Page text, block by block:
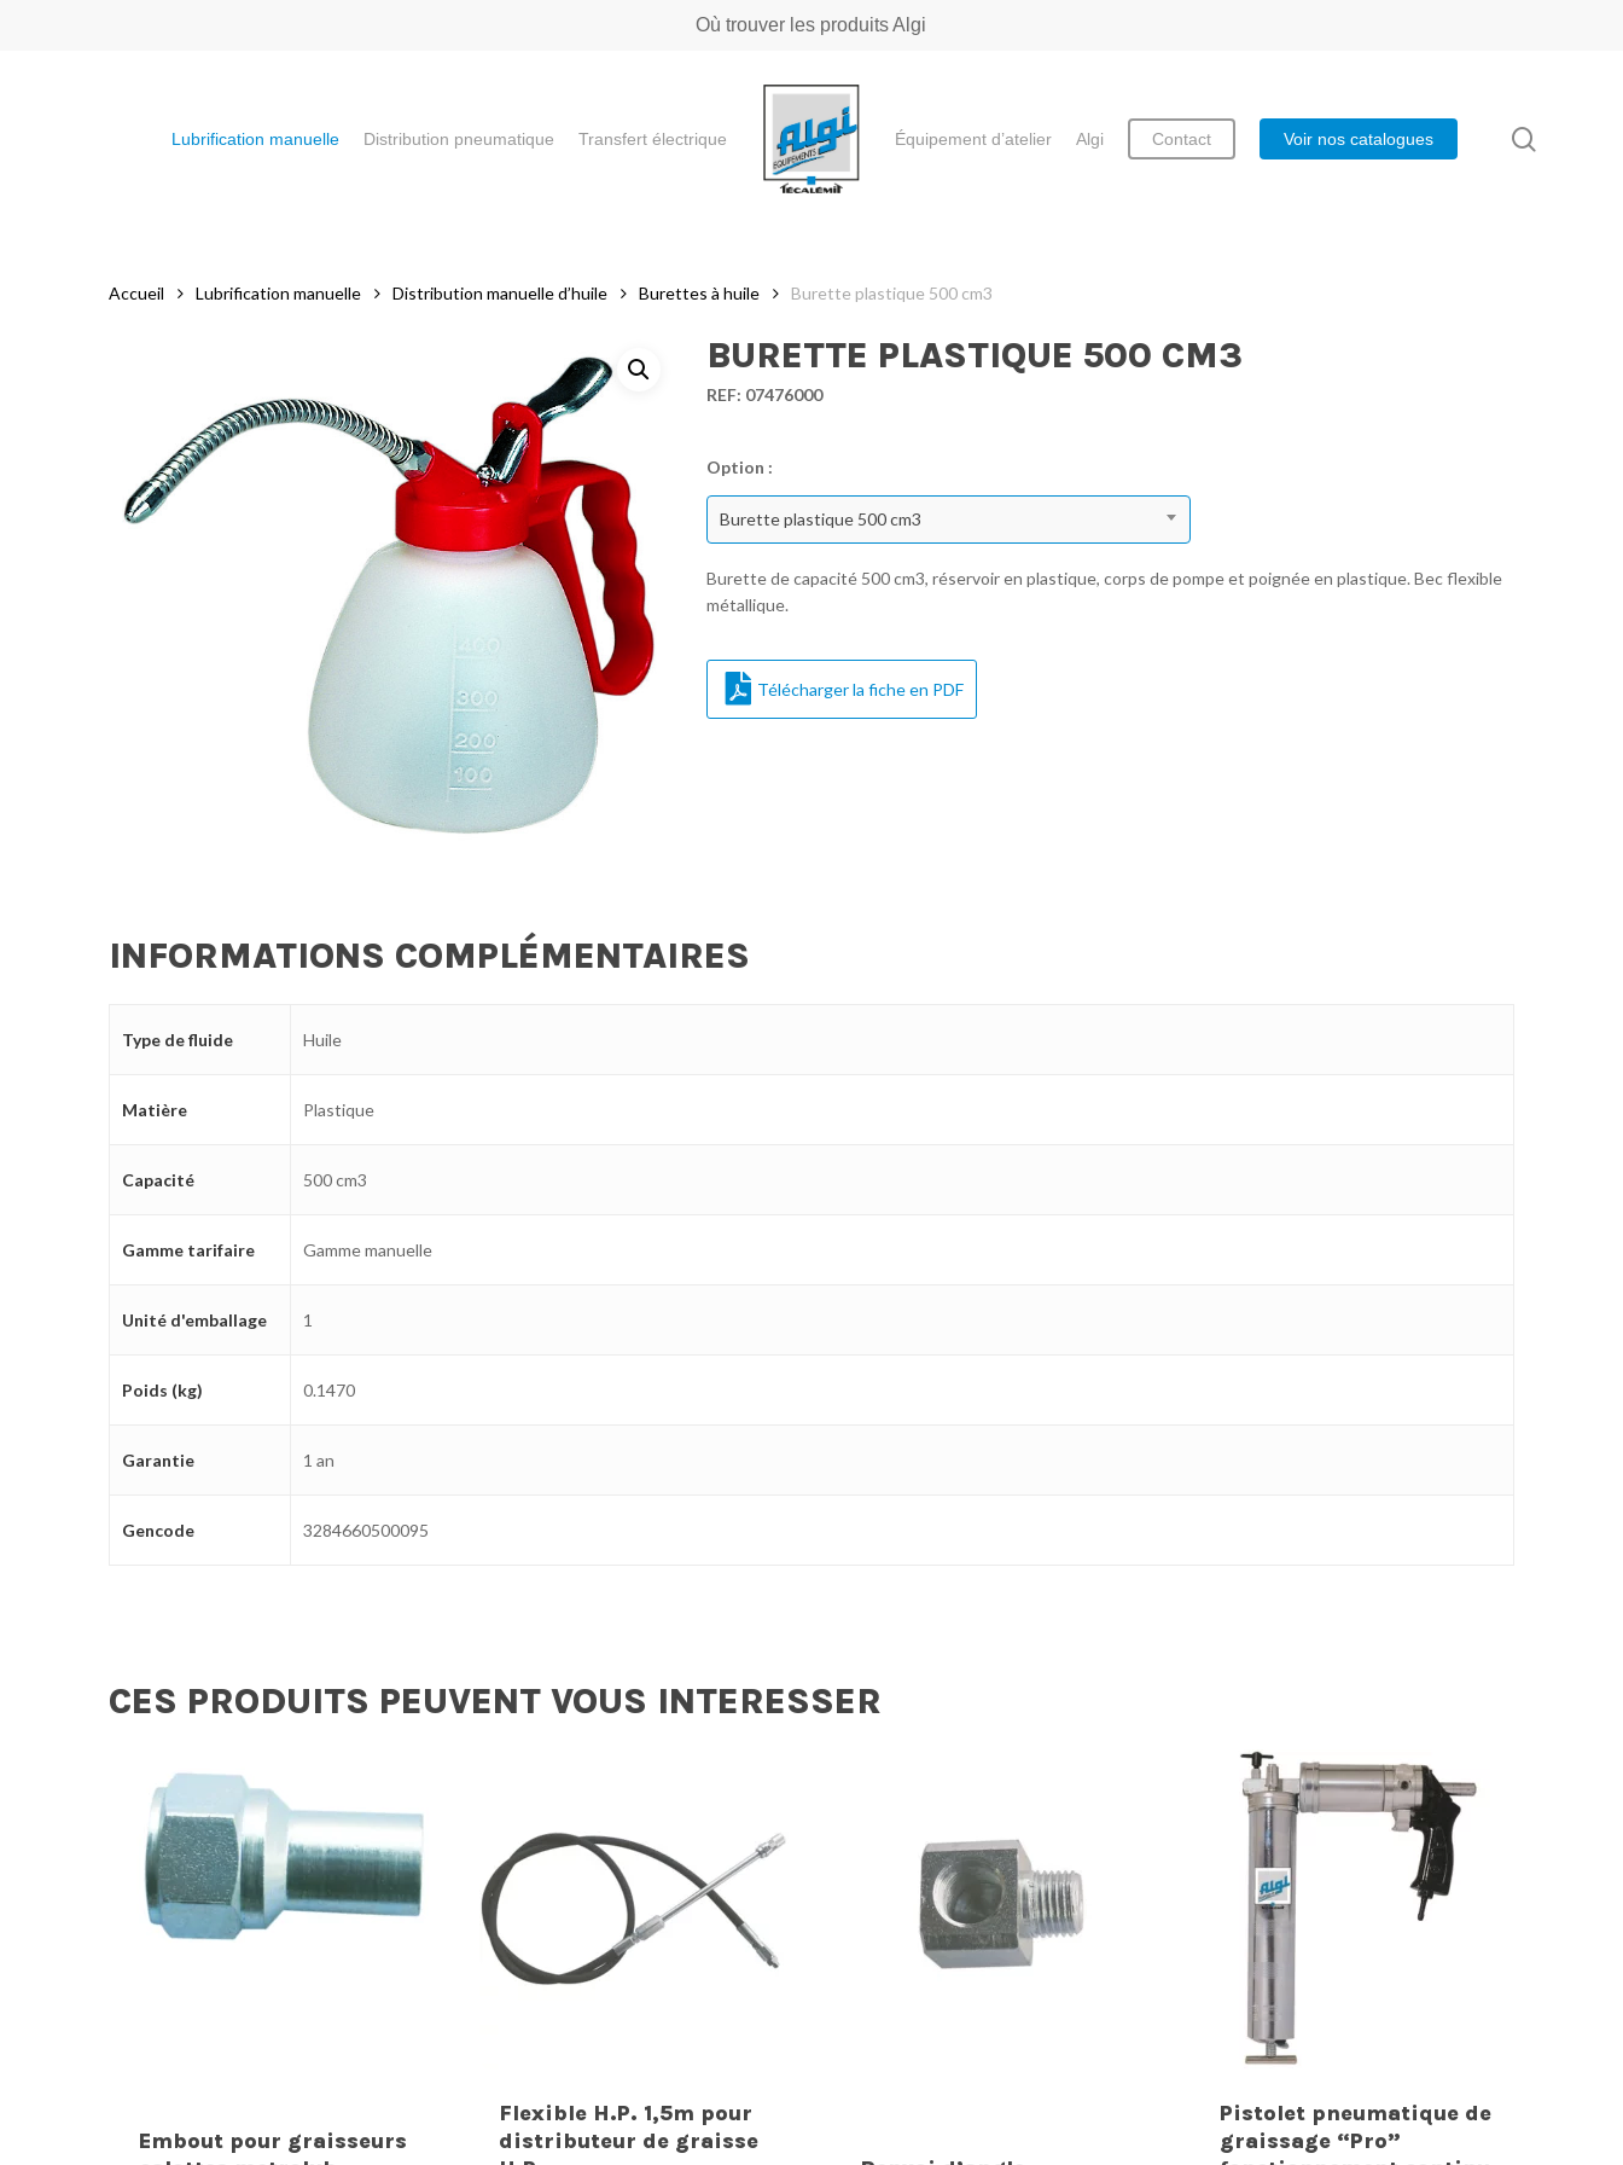
Où trouver les produits Algi
Lubrification manuelle Distribution pneumatique Transfert électrique Équipement d’atelier Algi Contact Voir nos catalogues
Accueil Lubrification manuelle Distribution manuelle d’huile Burettes à huile Burette plastique 500 cm3
BURETTE PLASTIQUE 500 CM3
REF: 07476000
Option :
Burette plastique 500 cm3
Burette de capacité 500 cm3, réservoir en plastique, corps de pompe et poignée en plastique. Bec flexible
métallique.
Télécharger la fiche en PDF
INFORMATIONS COMPLÉMENTAIRES
Type de fluide Huile
Matière Plastique
Capacité 500 cm3
Gamme tarifaire Gamme manuelle
Unité d'emballage 1
Poids (kg) 0.1470
Garantie 1 an
Gencode 3284660500095
CES PRODUITS PEUVENT VOUS INTERESSER
Embout pour graisseurs
Flexible H.P. 1,5m pour
distributeur de graisse
Pistolet pneumatique de
graissage “Pro”